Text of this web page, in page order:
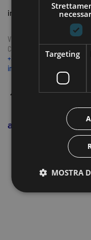
impressum cookie
Via Siemens 14 / b | I-39100
C.F. 94098700217
+39 393 3222223
info@oxygen.bz
Targeting
MOSTRA